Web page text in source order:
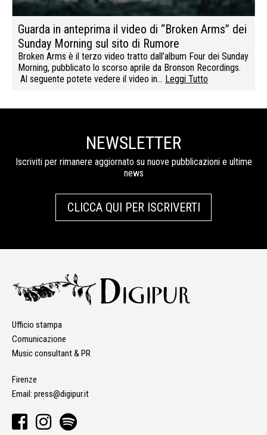
Guarda in anteprima il video di “Broken Arms” dei
Sunday Morning sul sito di Rumore
Broken Arms è il terzo video tratto dall’album Four dei Sunday
Morning, pubblicato lo scorso aprile da Bronson Recordings.
Al seguente potete vedere il video in… Leggi Tutto
NEWSLETTER
Iscriviti per rimanere aggiornato su nuove pubblicazioni e ultime
news
CLICCA QUI PER ISCRIVERTI
Ufficio stampa
Comunicazione
Music consultant & PR
Firenze
Email: press@digipur.it